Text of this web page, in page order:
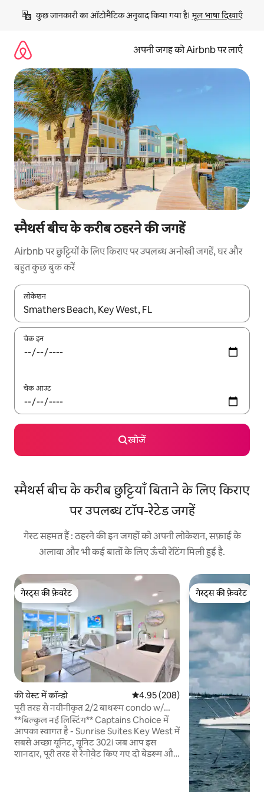
छोड़कर
कॉन्टेंट
कुछ जानकारी का ऑटोमैटिक अनुवाद किया गया है। मूल भाषा दिखाएँ
अपनी जगह को Airbnb पर लाएँ
स्मैथर्स बीच के करीब ठहरने की जगहें
Airbnb पर छुट्टियों के लिए किराए पर उपलब्ध अनोखी जगहें, घर और
बहुत कुछ बुक करें
लोकेशन
नतीजों के उपलब्ध होने पर, अप और डाउन 'ऐरो की' का इस्तेमाल करके नेविगेट
चेक इन
चेक आउट
खोजें
स्मैथर्स बीच के करीब छुट्टियाँ बिताने के लिए किराए
पर उपलब्ध टॉप-रेटेड जगहें
गेस्ट सहमत हैं : ठहरने की इन जगहों को अपनी लोकेशन, सफ़ाई के
अलावा और भी कई बातों के लिए ऊँची रेटिंग मिली हुई है.
गेस्ट्स की फ़ेवरेट
गेस्ट्स की फ़ेवरेट
की वेस्ट में कॉन्डो औसत रेटिंग 5 में से 4.95, 208 समीक्षाएँ
4.95 (208)
पूरी तरह से नवीनीकृत 2/2 बाथरूम condo w/
साझा पूल!
**बिल्कुल नई लिस्टिंग** Captains Choice में
आपका स्वागत है - Sunrise Suites Key West में
सबसे अच्छा यूनिट, यूनिट 302। जब आप इस
शानदार, पूरी तरह से रेनोवेट किए गए दो बेडरूम और
गेस्ट्स की फ़ेवरेट
गेस्ट्स की फ़ेवरेट